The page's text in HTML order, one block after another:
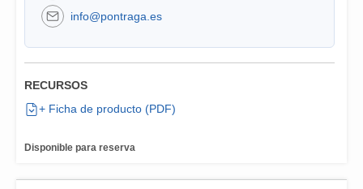
info@pontraga.es
RECURSOS
+ Ficha de producto (PDF)
Disponible para reserva